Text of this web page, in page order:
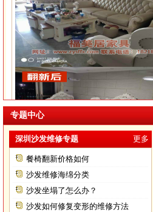
专题中心
深圳沙发维修专题 更多
餐椅翻新价格如何
沙发维修海绵分类
沙发坐塌了怎么办？
沙发如何修复变形的维修方法